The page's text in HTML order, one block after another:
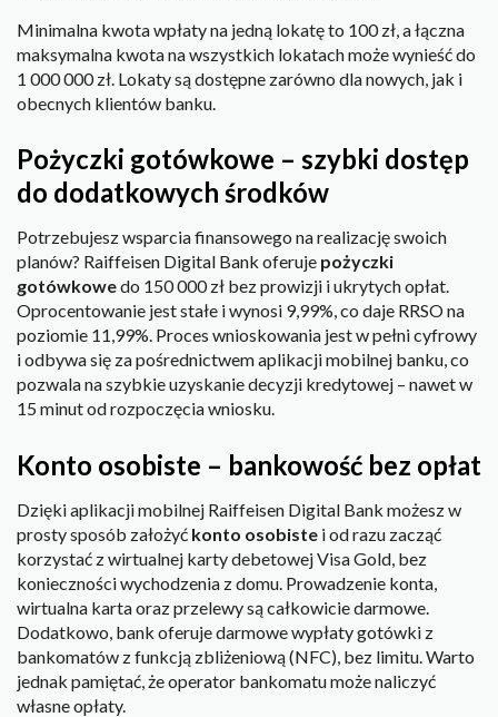
Minimalna kwota wpłaty na jedną lokatę to 100 zł, a łączna
maksymalna kwota na wszystkich lokatach może wynieść do
1 000 000 zł. Lokaty są dostępne zarówno dla nowych, jak i
obecnych klientów banku.
Pożyczki gotówkowe – szybki dostęp
do dodatkowych środków
Potrzebujesz wsparcia finansowego na realizację swoich
planów? Raiffeisen Digital Bank oferuje pożyczki
gotówkowedo 150 000 zł bez prowizji i ukrytych opłat.
Oprocentowanie jest stałe i wynosi 9,99%, co daje RRSO na
poziomie 11,99%. Proces wnioskowania jest w pełni cyfrowy
i odbywa się za pośrednictwem aplikacji mobilnej banku, co
pozwala na szybkie uzyskanie decyzji kredytowej – nawet w
15 minut od rozpoczęcia wniosku.
Konto osobiste – bankowość bez opłat
Dzięki aplikacji mobilnej Raiffeisen Digital Bank możesz w
prosty sposób założyć konto osobiste i od razu zacząć
korzystać z wirtualnej karty debetowej Visa Gold, bez
konieczności wychodzenia z domu. Prowadzenie konta,
wirtualna karta oraz przelewy są całkowicie darmowe.
Dodatkowo, bank oferuje darmowe wypłaty gotówki z
bankomatów z funkcją zbliżeniową (NFC), bez limitu. Warto
jednak pamiętać, że operator bankomatu może naliczyć
własne opłaty.